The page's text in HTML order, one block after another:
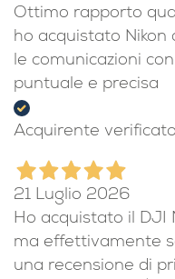
Ottimo rapporto
ho acquistato Nikon
le comunicazioni
puntuale e precisa
Acquirente verificato
21 Luglio 2026
Ho acquistato il DJI
ma effettivamente
una recensione di